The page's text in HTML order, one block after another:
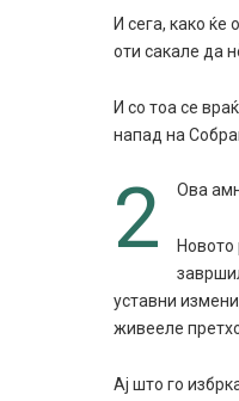
И сега, како
оти сакале да
И со тоа се
напад на
2 Ова
Новото
уставни
живееле
Ај што го